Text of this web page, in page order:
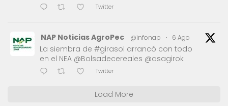
Twitter
NAP Noticias AgroPec @infonap · 6 Ago
La siembra de #girasol arrancó con todo
en el NEA @Bolsadecereales @asagirok
Twitter
Load More